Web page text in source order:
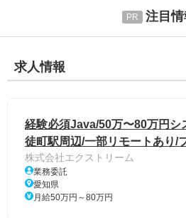
注目情
求人情報
経験必須Java/50万〜80万円シ
徒町駅周辺/一部リモートあり/
株式会社エクストリーム
業務委託
愛知県
月給50万円～80万円